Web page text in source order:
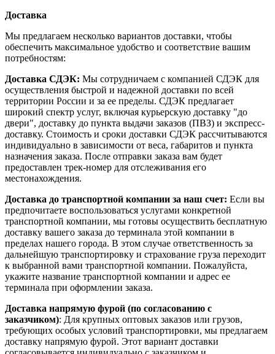
Доставка
Мы предлагаем несколько вариантов доставки, чтобы
обеспечить максимальное удобство и соответствие вашим
потребностям:
Доставка СДЭК: Мы сотрудничаем с компанией СДЭК для
осуществления быстрой и надежной доставки по всей
территории России и за ее пределы. СДЭК предлагает
широкий спектр услуг, включая курьерскую доставку "до
двери", доставку до пункта выдачи заказов (ПВЗ) и экспресс-
доставку. Стоимость и сроки доставки СДЭК рассчитываются
индивидуально в зависимости от веса, габаритов и пункта
назначения заказа. После отправки заказа вам будет
предоставлен трек-номер для отслеживания его
местонахождения.
Доставка до транспортной компании за наш счет: Если вы
предпочитаете воспользоваться услугами конкретной
транспортной компании, мы готовы осуществить бесплатную
доставку вашего заказа до терминала этой компании в
пределах нашего города. В этом случае ответственность за
дальнейшую транспортировку и страхование груза переходит
к выбранной вами транспортной компании. Пожалуйста,
укажите название транспортной компании и адрес ее
терминала при оформлении заказа.
Доставка напрямую фурой (по согласованию с
заказчиком): Для крупных оптовых заказов или грузов,
требующих особых условий транспортировки, мы предлагаем
доставку напрямую фурой. Этот вариант доставки